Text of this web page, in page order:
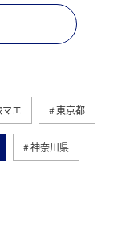
エ 東京都
神奈川県